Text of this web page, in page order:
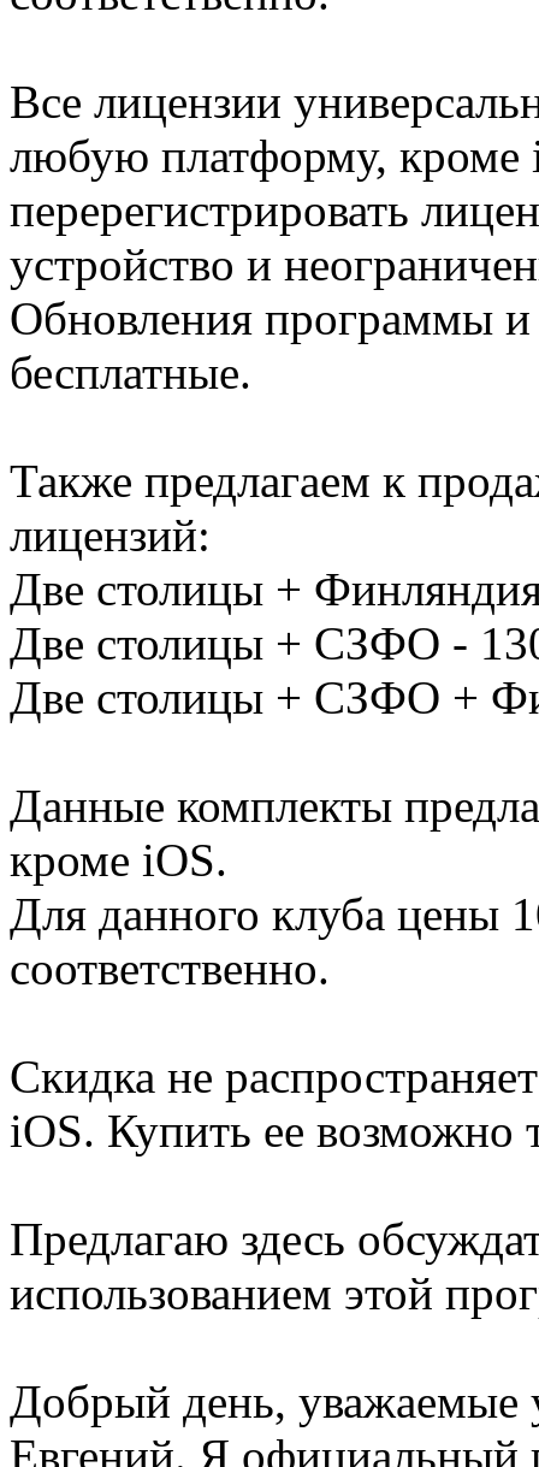
Все лицензии
любую платформу, кроме
перерегистрировать
устройство и
Обновления программы и
бесплатные.
Также предлагаем к
лицензий:
Две столицы +
Две столицы + СЗФО -
Две столицы + СЗФО +
Данные комплекты
кроме iOS.
Для данного клуба цены
соответственно.
Скидка не
iOS. Купить ее возможно
Предлагаю здесь
использованием этой
Добрый день, уважаемые
Евгений. Я